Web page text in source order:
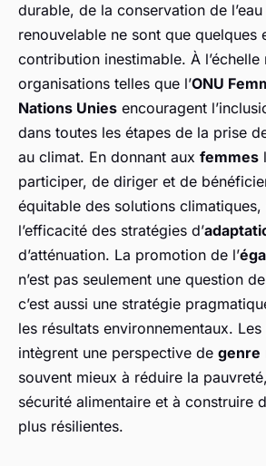
durable, de la conservation de l’eau
renouvelable ne sont que quelques
contribution inestimable. À
organisations telles que l’ONU
Nations Unies encouragent
dans toutes les étapes de la prise
au climat. En donnant aux femmes
participer, de diriger et de
équitable des solutions
l’efficacité des stratégies d’
d’atténuation. La promotion de l’
n’est pas seulement une question
c’est aussi une stratégie
les résultats environnementaux.
intègrent une perspective de genre
souvent mieux à réduire la
sécurité alimentaire et à construire
plus résilientes.